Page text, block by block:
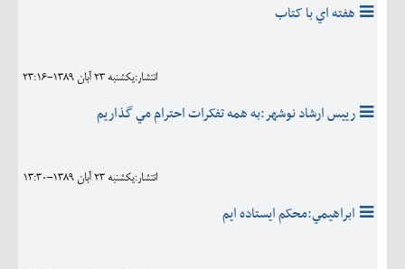
هفته اي با کتاب
انتشار:يکشنبه 23 آبان 1389-23:16
رييس ارشاد نوشهر:به همه تفکرات احترام مي گذاريم
انتشار:يکشنبه 23 آبان 1389-13:30
ابراهيمي:محکم ايستاده ايم